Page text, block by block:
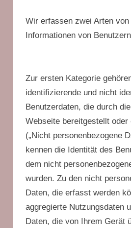
Wir erfassen zwei Arten von
Informationen von
Zur ersten Kategorie
identifizierende und nicht
Benutzerdaten, die durch
Webseite bereitgestellt
(„Nicht personenbezogene
kennen die Identität des
dem nicht
wurden. Zu den nicht
Daten, die erfasst werden
aggregierte Nutzungsdaten
Daten, die von Ihrem Gerät